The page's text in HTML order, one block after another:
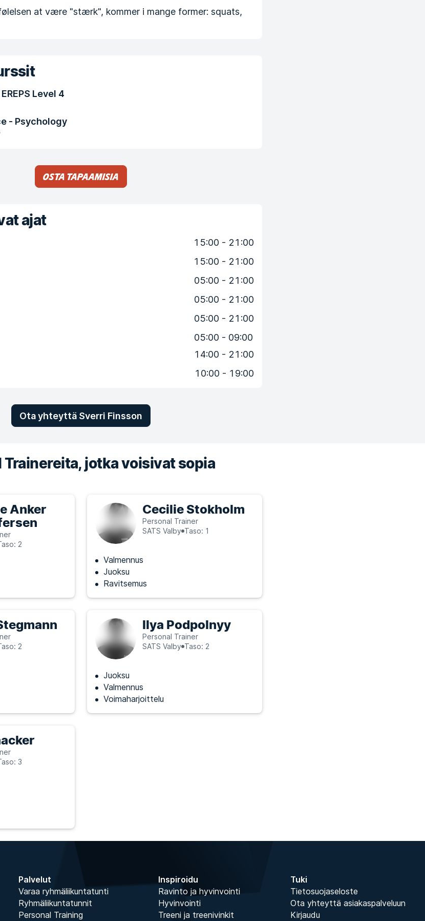
at være "stærk", kommer i mange former: squats,
Level 4
- Psychology
Osta tapaamisia
ajat
15:00 - 21:00
15:00 - 21:00
05:00 - 21:00
05:00 - 21:00
05:00 - 21:00
05:00 - 09:00
14:00 - 21:00
10:00 - 19:00
Ota yhteyttä Sverri Finsson
Trainereita, jotka voisivat sopia
Anker
2
Cecilie Stokholm
Personal Trainer
SATS Valby Taso: 1
Valmennus
Juoksu
Ravitsemus
2
Ilya Podpolnyy
Personal Trainer
SATS Valby Taso: 2
Juoksu
Valmennus
Voimaharjoittelu
3
Palvelut
Varaa ryhmäliikuntatunti
Ryhmäliikuntatunnit
Personal Training
Inspiroidu
Ravinto ja hyvinvointi
Hyvinvointi
Treeni ja treenivinkit
Tuki
Tietosuojaseloste
Ota yhteyttä asiakaspalveluun
Kirjaudu